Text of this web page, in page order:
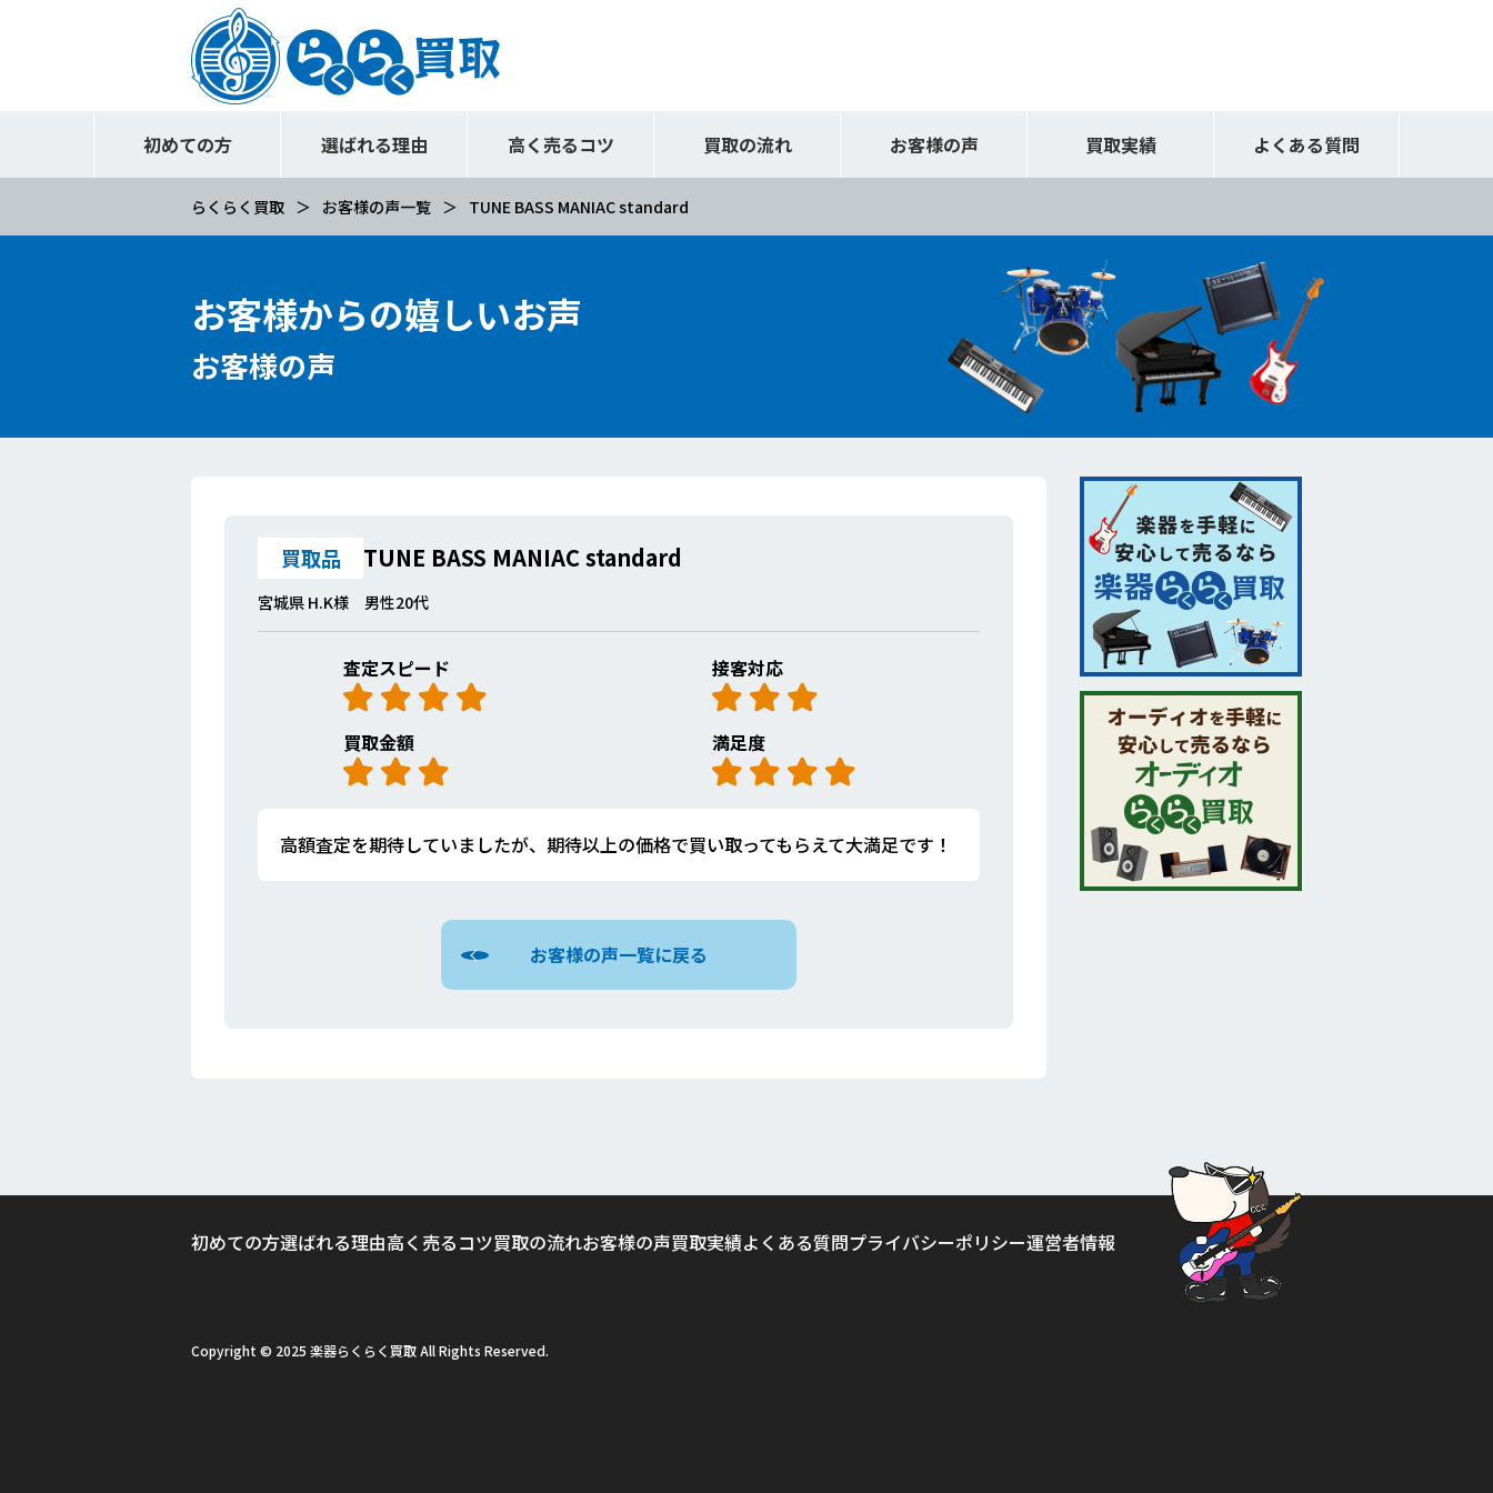
初めての方 選ばれる理由 高く売るコツ 買取の流れ お客様の声 買取実績 よくある質問
らくらく買取 お客様の声一覧 TUNE BASS MANIAC standard
お客様からの嬉しいお声
お客様の声
買取品 TUNE BASS MANIAC standard
宮城県 H.K様 男性20代
査定スピード 接客対応
買取金額 満足度
高額査定を期待していましたが、期待以上の価格で買い取ってもらえて大満足です！
お客様の声一覧に戻る
初めての方選ばれる理由高く売るコツ買取の流れお客様の声買取実績よくある質問プライバシーポリシー運営者情報
Copyright © 2025 楽器らくらく買取 All Rights Reserved.